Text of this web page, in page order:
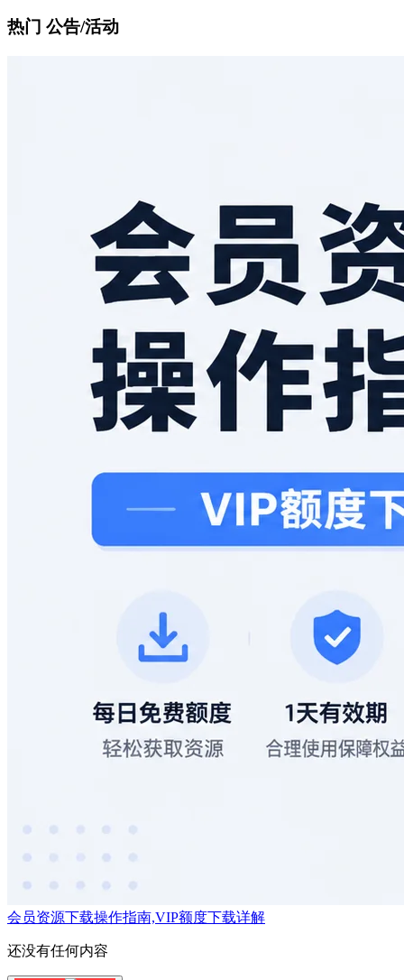
热门 公告/活动
会员资源下载操作指南,VIP额度下载详解
还没有任何内容